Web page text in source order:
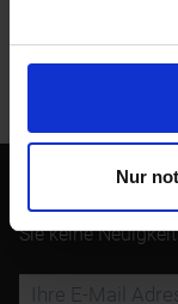
Nur
Kunden haben
Abonnieren Sie
Sie keine